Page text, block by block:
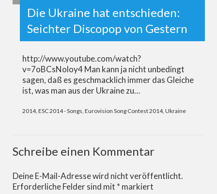
Die Ukraine hat entschieden:
Seichter Discopop von Gestern
http://www.youtube.com/watch?
v=7oBCsNoloy4 Man kann ja nicht unbedingt
sagen, daß es geschmacklich immer das Gleiche
ist, was man aus der Ukraine zu…
2014, ESC 2014 - Songs, Eurovision Song Contest 2014, Ukraine
Schreibe einen Kommentar
Deine E-Mail-Adresse wird nicht veröffentlicht.
Erforderliche Felder sind mit * markiert